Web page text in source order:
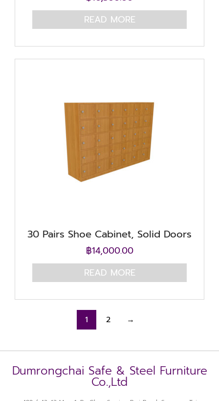
READ MORE
30 Pairs Shoe Cabinet, Solid Doors
฿14,000.00
READ MORE
1 2 →
Dumrongchai Safe & Steel Furniture
Co.,Ltd